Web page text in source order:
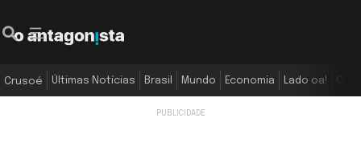
Crusoé Últimas Notícias Brasil Mundo Economia Lado oa!